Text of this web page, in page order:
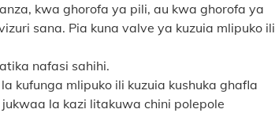
kwa ghorofa ya pili, au kwa ghorofa ya
sana. Pia kuna valve ya kuzuia mlipuko ili
nafasi sahihi.
kufunga mlipuko ili kuzuia kushuka ghafla
la kazi litakuwa chini polepole